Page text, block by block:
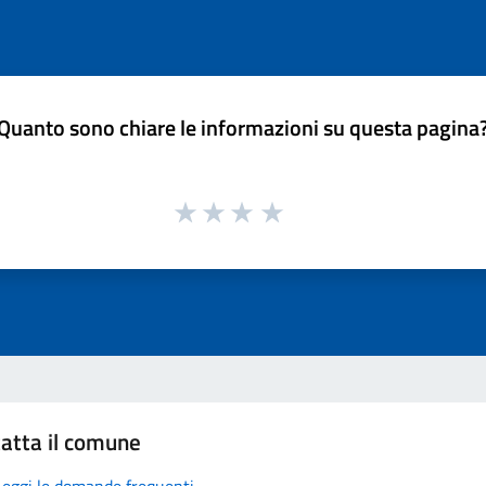
sono chiare le informazioni su questa
il comune